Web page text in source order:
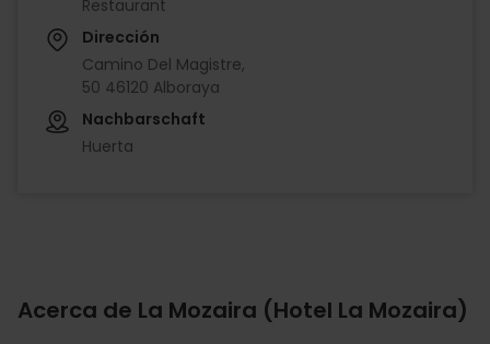
Restaurant
Dirección
Camino Del Magistre,
50 46120 Alboraya
Nachbarschaft
Huerta
Acerca de La Mozaira (Hotel La Mozaira)